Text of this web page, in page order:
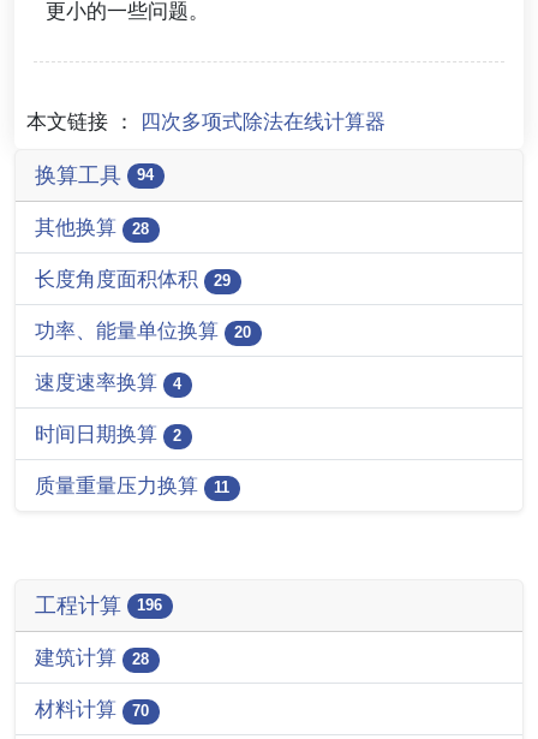
更小的一些问题。
本文链接 ： 四次多项式除法在线计算器
换算工具 94
其他换算 28
长度角度面积体积 29
功率、能量单位换算 20
速度速率换算 4
时间日期换算 2
质量重量压力换算 11
工程计算 196
建筑计算 28
材料计算 70